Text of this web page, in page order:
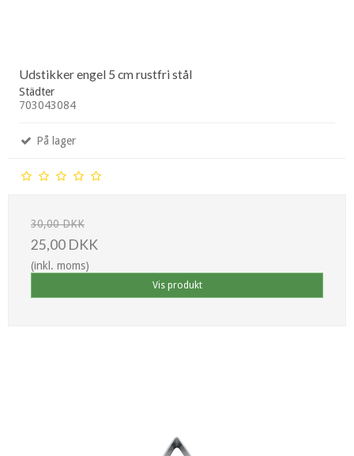
Udstikker engel 5 cm rustfri stål
Städter
703043084
På lager
30,00 DKK
25,00 DKK
(inkl. moms)
Vis produkt